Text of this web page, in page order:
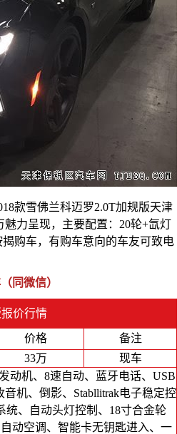
款雪佛兰科迈罗2.0T加规版天津
力呈现，主要配置：20轮+氙灯
购车，有购车意向的车友可致电
同微信）
价行情
价格
备注
33万 现车
动机、8速自动、蓝牙电话、USB
机、倒影、Stabllitrak电子稳定控
统、自动头灯控制、18寸合金轮
动空调、智能卡无钥匙进入、一